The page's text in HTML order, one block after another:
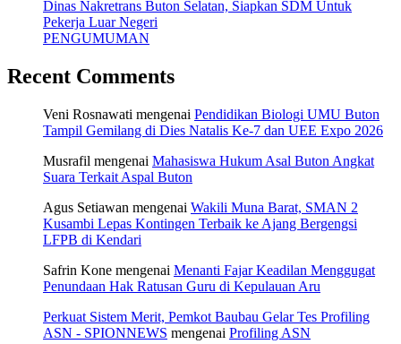
Dinas Nakretrans Buton Selatan, Siapkan SDM Untuk
Pekerja Luar Negeri
PENGUMUMAN
Recent Comments
Veni Rosnawati mengenai Pendidikan Biologi UMU Buton
Tampil Gemilang di Dies Natalis Ke-7 dan UEE Expo 2026
Musrafil mengenai Mahasiswa Hukum Asal Buton Angkat
Suara Terkait Aspal Buton
Agus Setiawan mengenai Wakili Muna Barat, SMAN 2
Kusambi Lepas Kontingen Terbaik ke Ajang Bergengsi
LFPB di Kendari
Safrin Kone mengenai Menanti Fajar Keadilan Menggugat
Penundaan Hak Ratusan Guru di Kepulauan Aru
Perkuat Sistem Merit, Pemkot Baubau Gelar Tes Profiling
ASN - SPIONNEWS mengenai Profiling ASN